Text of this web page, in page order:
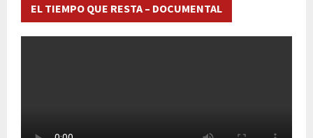
EL TIEMPO QUE RESTA – DOCUMENTAL